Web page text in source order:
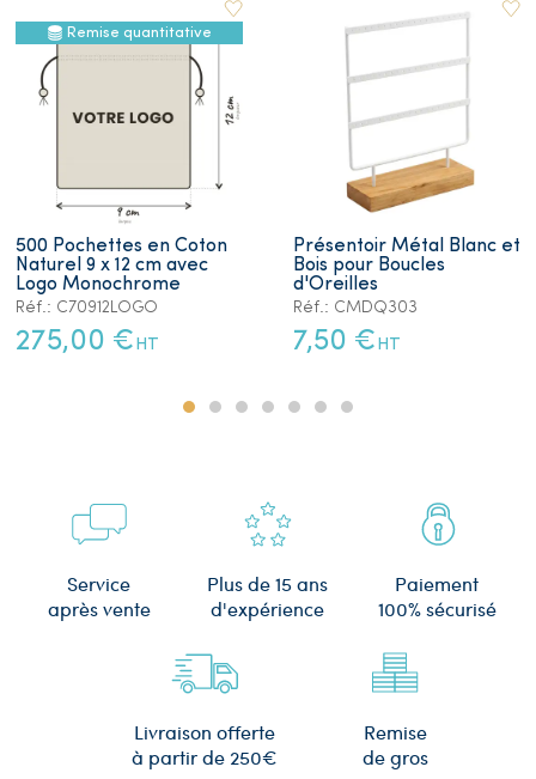
Remise quantitative
500 Pochettes en Coton
Naturel 9 x 12 cm avec
Logo Monochrome
Réf.: C70912LOGO
275,00 € HT
Présentoir Métal Blanc et
Bois pour Boucles
d'Oreilles
Réf.: CMDQ303
7,50 € HT
Service
après vente
Plus de 15 ans
d'expérience
Paiement
100% sécurisé
Livraison offerte
à partir de 250€
Remise
de gros